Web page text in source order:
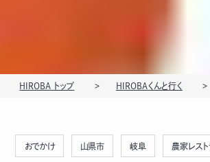
HIROBA トップ HIROBAくんと行く
おでかけ 山県市 岐阜 農家レスト